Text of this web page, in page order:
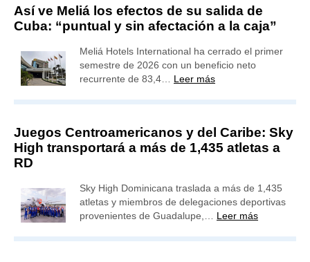
Así ve Meliá los efectos de su salida de
Cuba: “puntual y sin afectación a la caja”
Meliá Hotels International ha cerrado el primer
semestre de 2026 con un beneficio neto
recurrente de 83,4… Leer más
Juegos Centroamericanos y del Caribe: Sky
High transportará a más de 1,435 atletas a
RD
Sky High Dominicana traslada a más de 1,435
atletas y miembros de delegaciones deportivas
provenientes de Guadalupe,… Leer más